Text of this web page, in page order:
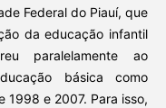
Federal do Piauí, que
da educação infantil
paralelamente ao
básica como
1998 e 2007. Para isso,